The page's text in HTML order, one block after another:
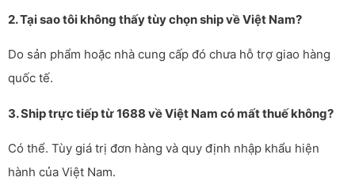
2. Tại sao tôi không thấy tùy chọn ship về Việt Nam?
Do sản phẩm hoặc nhà cung cấp đó chưa hỗ trợ giao hàng
quốc tế.
3. Ship trực tiếp từ 1688 về Việt Nam có mất thuế không?
Có thể. Tùy giá trị đơn hàng và quy định nhập khẩu hiện
hành của Việt Nam.